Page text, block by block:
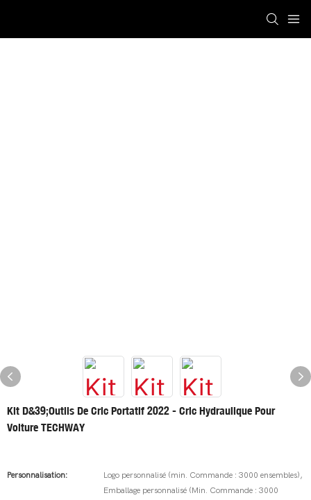
Kit D&39;outils De Cric Portatif 2022 - Cric Hydraulique Pour
Voiture TECHWAY
Personnalisation:
Logo personnalisé (min. Commande : 3000 ensembles),
Emballage personnalisé (Min. Commande : 3000